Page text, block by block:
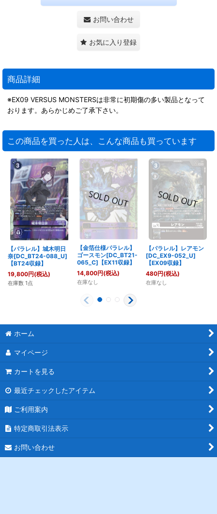
お問い合わせ
お気に入り登録
商品詳細
※EX09 VERSUS MONSTERSは非常に初期傷の多い製品となって
おります。あらかじめご了承下さい。
この商品を買った人は、こんな商品も買っています
【パラレル】城木明日
奈[DC_BT24-088_U]
【BT24収録】
19,800円(税込)
在庫数 1点
【金箔仕様パラレル】
ゴースモン[DC_BT21-
065_C]【EX11収録】
14,800円(税込)
在庫なし
【パラレル】レアモン
[DC_EX9-052_U]
【EX09収録】
480円(税込)
在庫なし
ホーム
マイページ
カートを見る
最近チェックしたアイテム
ご利用案内
特定商取引法表示
お問い合わせ